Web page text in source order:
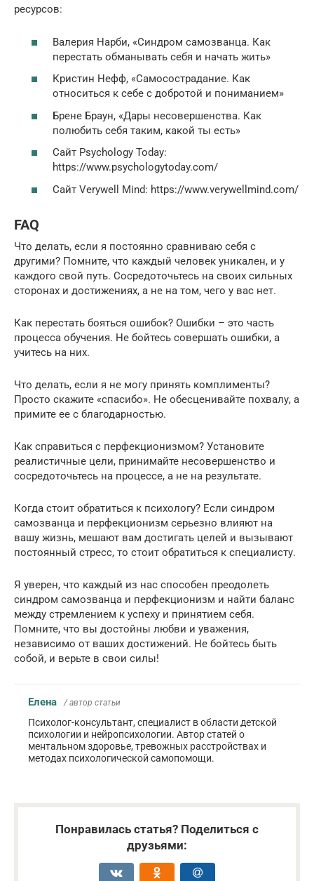
ресурсов:
Валерия Нарби, «Синдром самозванца. Как
перестать обманывать себя и начать жить»
Кристин Нефф, «Самосострадание. Как
относиться к себе с добротой и пониманием»
Брене Браун, «Дары несовершенства. Как
полюбить себя таким, какой ты есть»
Сайт Psychology Today:
https://www.psychologytoday.com/
Сайт Verywell Mind: https://www.verywellmind.com/
FAQ
Что делать, если я постоянно сравниваю себя с
другими? Помните, что каждый человек уникален, и у
каждого свой путь. Сосредоточьтесь на своих сильных
сторонах и достижениях, а не на том, чего у вас нет.
Как перестать бояться ошибок? Ошибки – это часть
процесса обучения. Не бойтесь совершать ошибки, а
учитесь на них.
Что делать, если я не могу принять комплименты?
Просто скажите «спасибо». Не обесценивайте похвалу, а
примите ее с благодарностью.
Как справиться с перфекционизмом? Установите
реалистичные цели, принимайте несовершенство и
сосредоточьтесь на процессе, а не на результате.
Когда стоит обратиться к психологу? Если синдром
самозванца и перфекционизм серьезно влияют на
вашу жизнь, мешают вам достигать целей и вызывают
постоянный стресс, то стоит обратиться к специалисту.
Я уверен, что каждый из нас способен преодолеть
синдром самозванца и перфекционизм и найти баланс
между стремлением к успеху и принятием себя.
Помните, что вы достойны любви и уважения,
независимо от ваших достижений. Не бойтесь быть
собой, и верьте в свои силы!
Елена / автор статьи
Психолог-консультант, специалист в области детской
психологии и нейропсихологии. Автор статей о
ментальном здоровье, тревожных расстройствах и
методах психологической самопомощи.
Понравилась статья? Поделиться с
друзьями: